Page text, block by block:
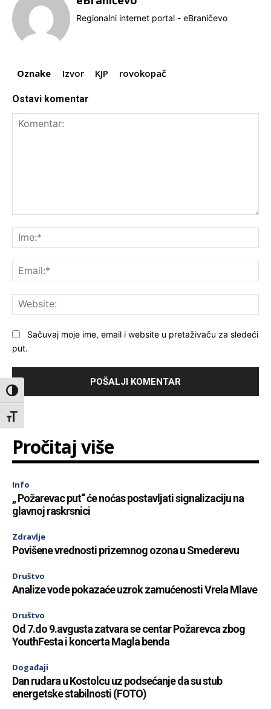
Toggle High Contrast
Toggle Font size
Regionalni internet portal - eBraničevo
Oznake Izvor KJP rovokopač
Ostavi komentar
Sačuvaj moje ime, email i website u pretaživaču za sledeći
put.
Pročitaj više
Info
„ Požarevac put“ će noćas postavljati signalizaciju na
glavnoj raskrsnici
Zdravlje
Povišene vrednosti prizemnog ozona u Smederevu
Društvo
Analize vode pokazaće uzrok zamućenosti Vrela Mlave
Društvo
Od 7.do 9.avgusta zatvara se centar Požarevca zbog
YouthFesta i koncerta Magla benda
Događaji
Dan rudara u Kostolcu uz podsećanje da su stub
energetske stabilnosti (FOTO)